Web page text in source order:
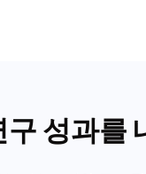
구 성과를